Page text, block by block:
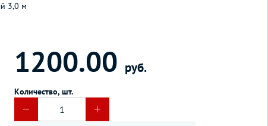
3,0 м
1200.00 руб.
Количество, шт.